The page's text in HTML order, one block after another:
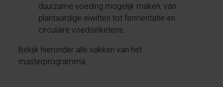
duurzame voeding mogelijk maken, van
plantaardige eiwitten tot fermentatie en
circulaire voedselketens.
Bekijk hieronder alle vakken van het
masterprogramma.